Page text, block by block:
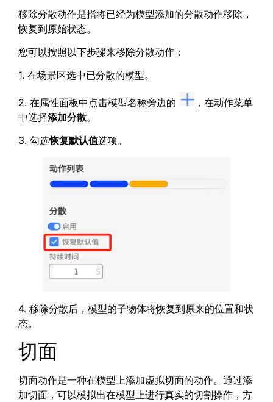
移除分散动作是指将已经为模型添加的分散动作移除，
恢复到原始状态。
您可以按照以下步骤来移除分散动作：
1. 在场景区选中已分散的模型。
2. 在属性面板中点击模型名称旁边的
，在动作菜单
中选择添加分散。
3. 勾选恢复默认值选项。
4. 移除分散后，模型的子物体将恢复到原来的位置和状
态。
切面
切面动作是一种在模型上添加虚拟切面的动作。通过添
加切面，可以模拟出在模型上进行真实的切割操作，方